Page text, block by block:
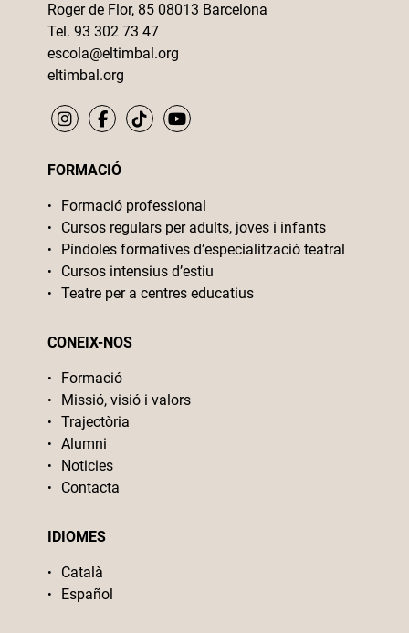
Roger de Flor, 85 08013 Barcelona
Tel. 93 302 73 47
escola@eltimbal.org
eltimbal.org
FORMACIÓ
Formació professional
Cursos regulars per adults, joves i infants
Píndoles formatives d’especialització teatral
Cursos intensius d’estiu
Teatre per a centres educatius
CONEIX-NOS
Formació
Missió, visió i valors
Trajectòria
Alumni
Noticies
Contacta
IDIOMES
Català
Español